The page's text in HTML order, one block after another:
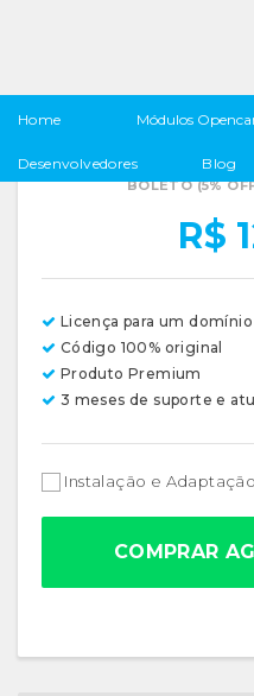
Home Módulos
Desenvolvedores Blog
Aumente
BOLETO (5%
R$
Licença para um domínio
Código 100% original
Produto Premium
3 meses de suporte e
Instalação e
COMPRAR